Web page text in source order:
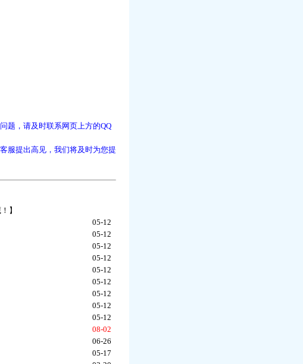
题，请及时联系网页上方的QQ
服提出高见，我们将及时为您提
】
05-12
05-12
05-12
05-12
05-12
05-12
05-12
05-12
05-12
08-02
06-26
05-17